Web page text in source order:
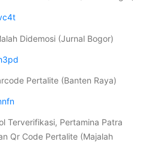
Didemosi (Jurnal Bogor)
Pertalite (Banten Raya)
Terverifikasi, Pertamina Patra
Qr Code Pertalite (Majalah